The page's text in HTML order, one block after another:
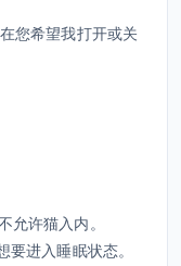
您希望我打开或关
允许猫入内。
进入睡眠状态。